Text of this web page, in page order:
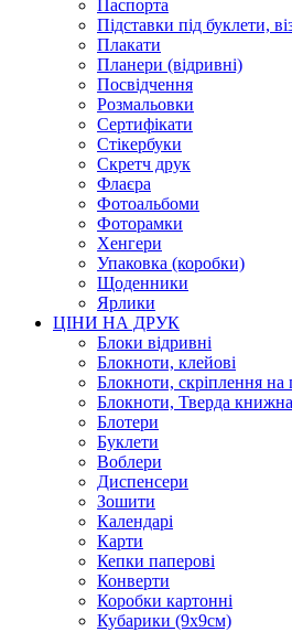
Паспорта
Підставки під буклети,
Плакати
Планери (відривні)
Посвідчення
Розмальовки
Сертифікати
Стікербуки
Скретч друк
Флаєра
Фотоальбоми
Фоторамки
Хенгери
Упаковка (коробки)
Щоденники
Ярлики
ЦІНИ НА ДРУК
Блоки відривні
Блокноти, клейові
Блокноти, скріплення
Блокноти, Тверда
Блотери
Буклети
Воблери
Диспенсери
Зошити
Календарі
Карти
Кепки паперові
Конверти
Коробки картонні
Кубарики (9х9см)